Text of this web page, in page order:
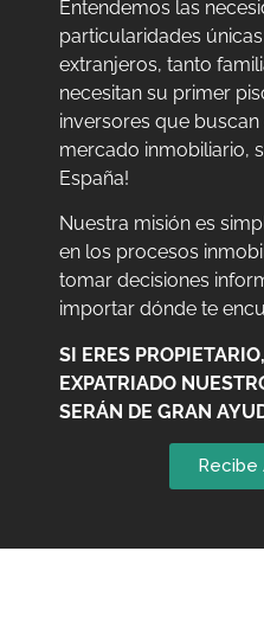
Entendemos las
particularidades
extranjeros, tanto
necesitan su primer
inversores que
mercado inmobiliario,
España!
Nuestra misión es
en los procesos
tomar decisiones
importar dónde te
SI ERES
EXPATRIADO
SERÁN DE GRAN
Recibe